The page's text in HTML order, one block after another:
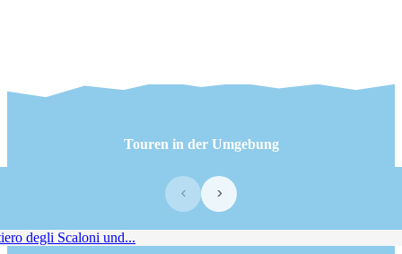
Touren in der Umgebung
‹ ›